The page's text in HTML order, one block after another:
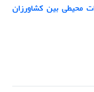
محیطی بین کشاورزان